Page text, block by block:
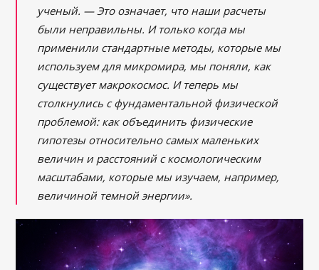
ученый. — Это означает, что наши расчеты
были неправильны. И только когда мы
применили стандартные методы, которые мы
используем для микромира, мы поняли, как
существует макрокосмос. И теперь мы
столкнулись с фундаментальной физической
проблемой: как объединить физические
гипотезы относительно самых маленьких
величин и расстояний с космологическим
масштабами, которые мы изучаем, например,
величиной темной энергии».